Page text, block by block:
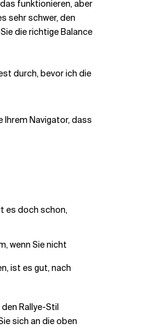
funktionieren, aber
sehr schwer, den
die richtige Balance
durch, bevor ich die
Ihrem Navigator, dass
es doch schon,
wenn Sie nicht
ist es gut, nach
Rallye-Stil
sich an die oben